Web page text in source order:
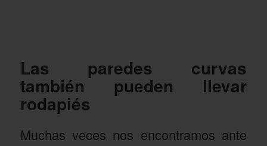
Las paredes curvas
también pueden llevar
rodapiés
Muchas veces nos encontramos ante